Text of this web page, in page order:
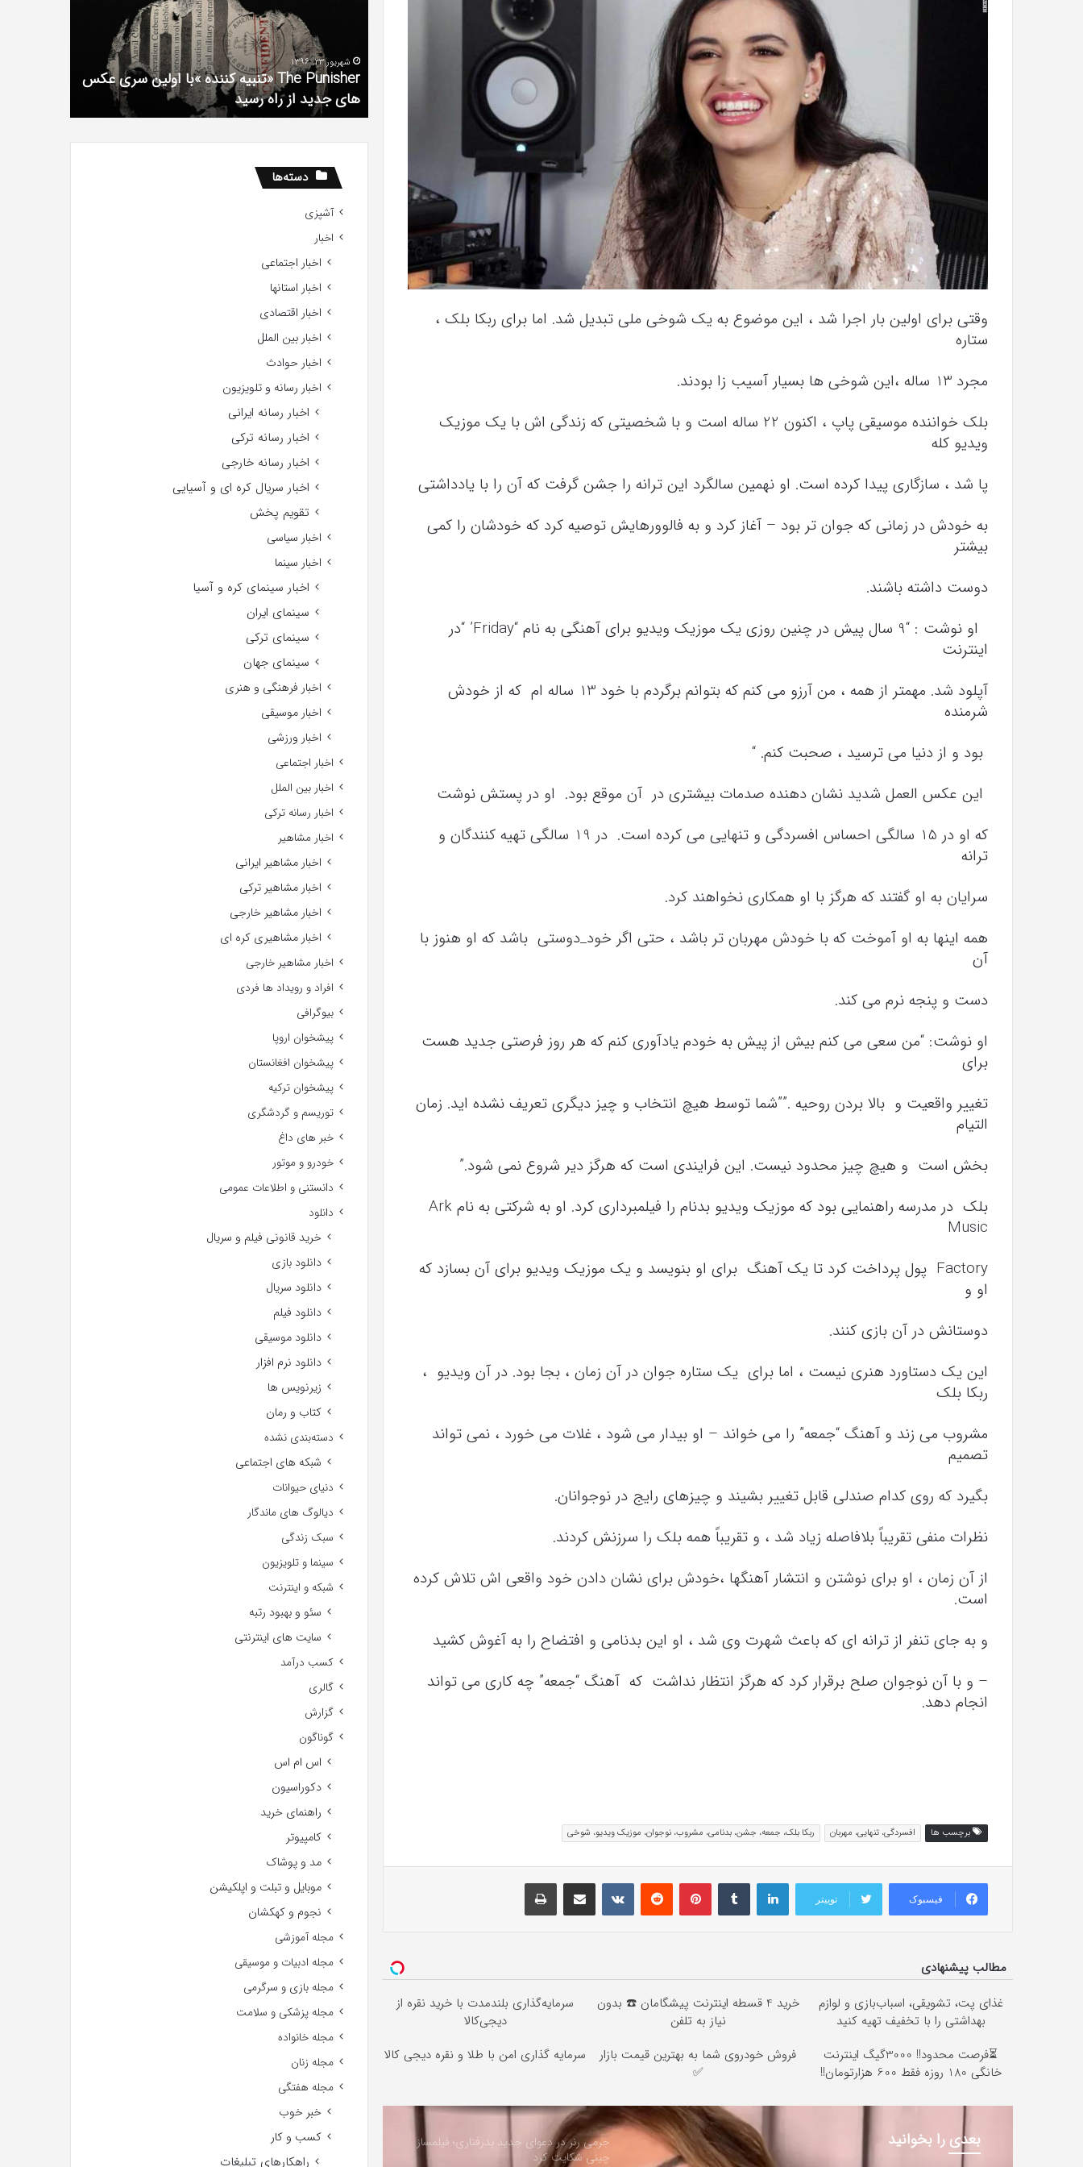
وقتی برای اولین بار اجرا شد ، این موضوع به یک شوخی ملی تبدیل شد. اما برای ربکا بلک ،
ستاره
مجرد 13 ساله ،این شوخی ها بسیار آسیب زا بودند.
بلک خواننده موسیقی پاپ ، اکنون 22 ساله است و با شخصیتی که زندگی اش با یک موزیک
ویدیو کله
پا شد ، سازگاری پیدا کرده است. او نهمین سالگرد این ترانه را جشن گرفت که آن را با یادداشتی
به خودش در زمانی که جوان تر بود – آغاز کرد و به فالوورهایش توصیه کرد که خودشان را کمی
بیشتر
دوست داشته باشند.
او نوشت : “9 سال پیش در چنین روزی یک موزیک ویدیو برای آهنگی به نام “Friday’ “در
اینترنت
آپلود شد. مهمتر از همه ، من آرزو می کنم که بتوانم برگردم با خود 13 ساله ام که از خودش
شرمنده
بود و از دنیا می ترسید ، صحبت کنم. “
این عکس العمل شدید نشان دهنده صدمات بیشتری در آن موقع بود. او در پستش نوشت
که او در 15 سالگی احساس افسردگی و تنهایی می کرده است. در 19 سالگی تهیه کنندگان و
ترانه
سرایان به او گفتند که هرگز با او همکاری نخواهند کرد.
همه اینها به او آموخت که با خودش مهربان تر باشد ، حتی اگر خود_دوستی باشد که او هنوز با
آن
دست و پنجه نرم می کند.
او نوشت: “من سعی می کنم بیش از پیش به خودم یادآوری کنم که هر روز فرصتی جدید هست
برای
تغییر واقعیت و بالا بردن روحیه .””شما توسط هیچ انتخاب و چیز دیگری تعریف نشده اید. زمان
التیام
بخش است و هیچ چیز محدود نیست. این فرایندی است که هرگز دیر شروع نمی شود.”
بلک در مدرسه راهنمایی بود که موزیک ویدیو بدنام را فیلمبرداری کرد. او به شرکتی به نام Ark
Music
Factory پول پرداخت کرد تا یک آهنگ برای او بنویسد و یک موزیک ویدیو برای آن بسازد که
او و
دوستانش در آن بازی کنند.
این یک دستاورد هنری نیست ، اما برای یک ستاره جوان در آن زمان ، بجا بود. در آن ویدیو ،
ربکا بلک
مشروب می زند و آهنگ “جمعه” را می خواند – او بیدار می شود ، غلات می خورد ، نمی تواند
تصمیم
بگیرد که روی کدام صندلی قابل تغییر بشیند و چیزهای رایج در نوجوانان.
نظرات منفی تقریباً بلافاصله زیاد شد ، و تقریباً همه بلک را سرزنش کردند.
از آن زمان ، او برای نوشتن و انتشار آهنگها ،خودش برای نشان دادن خود واقعی اش تلاش کرده
است.
و به جای تنفر از ترانه ای که باعث شهرت وی شد ، او این بدنامی و افتضاح را به آغوش کشید
– و با آن نوجوان صلح برقرار کرد که هرگز انتظار نداشت که آهنگ “جمعه” چه کاری می تواند
انجام دهد.
برچسب ها افسردگی، تنهایی، مهربان ربکا بلک، جمعه، جشن، بدنامی، مشروب، نوجوان، موزیک ویدیو، شوخی
فیسبوک توییتر
لینکداینتامبلر پینتریستReddit
VKontakteاشتراک گذاری با ایمیل چاپ
مطالب پیشنهادی
غذای پت، تشویقی، اسباب‌بازی و لوازم
بهداشتی را با تخفیف تهیه کنید
خرید 4 قسطه اینترنت پیشگامان ☎️ بدون
نیاز به تلفن
سرمایه‌گذاری بلندمدت با خرید نقره از
دیجی‌کالا
⏳فرصت محدود!! 3000گیگ اینترنت
خانگی 180 روزه فقط 600 هزارتومان!!
فروش خودروی شما به بهترین قیمت بازار
✅
سرمایه گذاری امن با طلا و نقره دیجی کالا
بعدی را بخوانید
جرمی رنر در دعوای جدید بدرفتاری؛ فیلمساز
چینی شکایت کرد
نظریه پردازش اطلاعات: چگونه ذهن ما اطلاعات
“فروزن
2”
موفق
خواهد
بود.
خواهد بود.
عکس
های
جدید
از
شهریور 23, 1396
The Punisher «تنبیه کننده »با اولین سری عکس
های جدید از راه رسید
دسته‌ها
آشپزی
اخبار
اخبار اجتماعی
اخبار استانها
اخبار اقتصادی
اخبار بین الملل
اخبار حوادث
اخبار رسانه و تلویزیون
اخبار رسانه ایرانی
اخبار رسانه ترکی
اخبار رسانه خارجی
اخبار سریال کره ای و آسیایی
تقویم پخش
اخبار سیاسی
اخبار سینما
اخبار سینمای کره و آسیا
سینمای ایران
سینمای ترکی
سینمای جهان
اخبار فرهنگی و هنری
اخبار موسیقی
اخبار ورزشی
اخبار اجتماعی
اخبار بین الملل
اخبار رسانه ترکی
اخبار مشاهیر
اخبار مشاهیر ایرانی
اخبار مشاهیر ترکی
اخبار مشاهیر خارجی
اخبار مشاهیری کره ای
اخبار مشاهیر خارجی
افراد و رویداد ها فردی
بیوگرافی
پیشخوان اروپا
پیشخوان افغانستان
پیشخوان ترکیه
توریسم و گردشگری
خبر های داغ
خودرو و موتور
دانستنی و اطلاعات عمومی
دانلود
خرید قانونی فیلم و سریال
دانلود بازی
دانلود سریال
دانلود فیلم
دانلود موسیقی
دانلود نرم افزار
زیرنویس ها
کتاب و رمان
دسته‌بندی نشده
شبکه های اجتماعی
دنیای حیوانات
دیالوگ های ماندگار
سبک زندگی
سینما و تلویزیون
شبکه و اینترنت
سئو و بهبود رتبه
سایت های اینترنتی
کسب درآمد
گالری
گزارش
گوناگون
اس ام اس
دکوراسیون
راهنمای خرید
کامپیوتر
مد و پوشاک
موبایل و تبلت و اپلکیشن
نجوم و کهکشان
مجله آموزشی
مجله ادبیات و موسیقی
مجله بازی و سرگرمی
مجله پزشکی و سلامت
مجله خانواده
مجله زنان
مجله هفتگی
خبر خوب
کسب و کار
راهکارهای تبلیغات